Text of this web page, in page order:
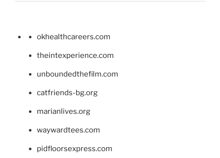
okhealthcareers.com
theintexperience.com
unboundedthefilm.com
catfriends-bg.org
marianlives.org
waywardtees.com
pidfloorsexpress.com